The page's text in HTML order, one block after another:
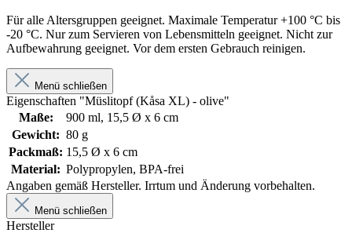
Für alle Altersgruppen geeignet. Maximale Temperatur +100 °C bis
-20 °C. Nur zum Servieren von Lebensmitteln geeignet. Nicht zur
Aufbewahrung geeignet. Vor dem ersten Gebrauch reinigen.
Menü schließen
Eigenschaften "Müslitopf (Kåsa XL) - olive"
Maße:
900 ml, 15,5 Ø x 6 cm
Gewicht: 80 g
Packmaß: 15,5 Ø x 6 cm
Material: Polypropylen, BPA-frei
Angaben gemäß Hersteller. Irrtum und Änderung vorbehalten.
Menü schließen
Hersteller